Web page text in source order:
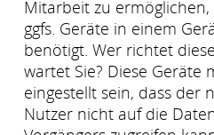
Mitarbeit zu
ggfs. Geräte in einem
benötigt. Wer richtet
wartet Sie? Diese Geräte
eingestellt sein, dass der
Nutzer nicht auf die